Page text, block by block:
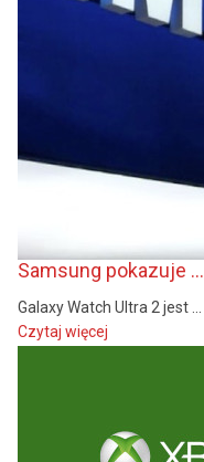
Samsung pokazuje ...
Galaxy Watch Ultra 2 jest ...
Czytaj więcej